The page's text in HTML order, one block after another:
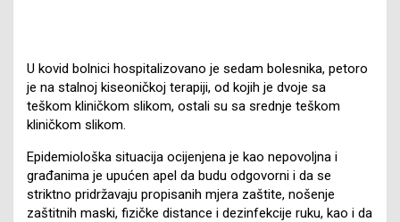
U kovid bolnici hospitalizovano je sedam bolesnika, petoro
je na stalnoj kiseoničkoj terapiji, od kojih je dvoje sa
teškom kliničkom slikom, ostali su sa srednje teškom
kliničkom slikom.
Epidemiološka situacija ocijenjena je kao nepovoljna i
građanima je upućen apel da budu odgovorni i da se
striktno pridržavaju propisanih mjera zaštite, nošenje
zaštitnih maski, fizičke distance i dezinfekcije ruku, kao i da